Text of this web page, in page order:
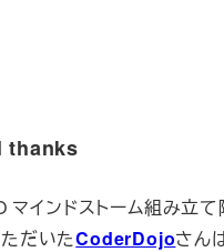
thanks
インドストーム組み立て
だいたCoderDojoさん